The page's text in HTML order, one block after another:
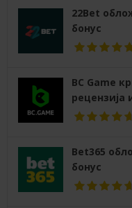
22Bet
бонус
BC Game
рецензија
Bet365
бонус